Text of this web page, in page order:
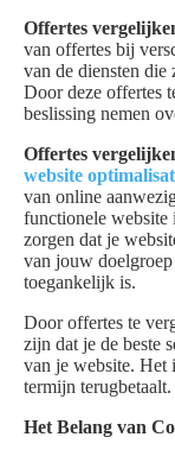
Offertes
van offertes bij
van de diensten die
Door deze offertes
beslissing nemen
Offertes
website
van online
functionele website
zorgen dat je
van jouw
toegankelijk is.
Door offertes te
zijn dat je de beste
van je website. Het
termijn terugbetaalt.
Het Belang van